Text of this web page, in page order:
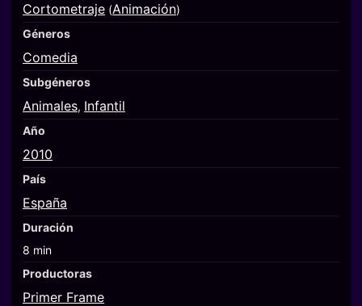
Cortometraje (Animación)
Géneros
Comedia
Subgéneros
Animales, Infantil
Año
2010
País
España
Duración
8 min
Productoras
Primer Frame